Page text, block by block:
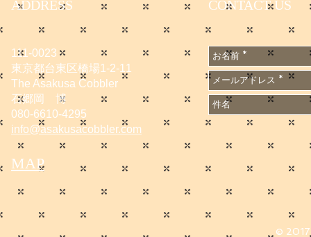
1667502
ADDRESS CONTACT US
111-0023
東京都台東区橋場1-2-11
The Asakusa Cobbler
石郷岡 博
080-6610-4295
info@asakusacobbler.com
MAP
© 2017